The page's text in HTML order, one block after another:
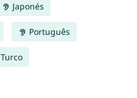
Japonés
Português
Turco